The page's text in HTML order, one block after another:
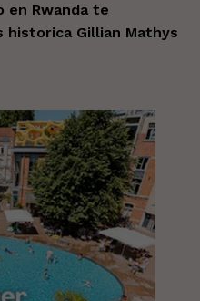
en Rwanda te
Gillian Mathys